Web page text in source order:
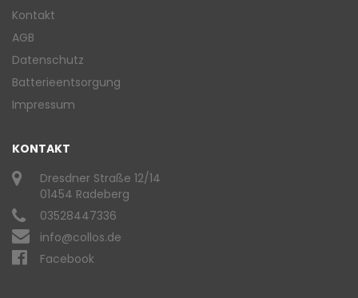
Kontakt
AGB
Datenschutz
Batterieentsorgung
Impressum
KONTAKT
Dresdner Straße 12/14
01454 Radeberg
03528447336
info@collos.de
Facebook